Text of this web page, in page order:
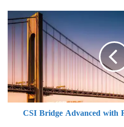
CSI Bridge Advanced with